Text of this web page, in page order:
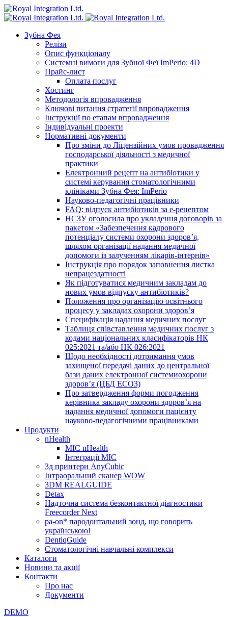
Зубна Фея
Релізи
Опис функціоналу
Системні вимоги для Зубної Феї ImPerio: 4D
Прайс-лист
Оплата послуг
Хостинг
Методологія впровадження
Ключові питання стратегії впровадження
Інструкції по етапам впровадження
Індивідуальні проекти
Нормативні документи
Про зміни до Ліцензійних умов провадження
господарської діяльності з медичної
практики
Електронний рецепт на антибіотики у
системі керування стоматологічними
клініками Зубна Фея: ImPerio
Науково-педагогічні працівники
FAQ: відпуск антибіотиків за е-рецептом
НСЗУ оголосила про укладення договорів за
пакетом «Забезпечення кадрового
потенціалу системи охорони здоров’я,
шляхом організації надання медичної
допомоги із залученням лікарів-інтернів»
Інструкція про порядок заповнення листка
непрацездатності
Як підготуватися медичним закладам до
нових умов відпуску антибіотиків?
Положення про організацію освітнього
процесу у закладах охорони здоров’я
Специфікація надання медичних послуг
Таблиця співставлення медичних послуг з
кодами національних класифікаторів НК
025:2021 та/або НК 026:2021
Щодо необхідності дотримання умов
захищеної передачі даних до центральної
бази даних електронної системиохорони
здоров’я (ЦБД ЕСОЗ)
Про затвердження форми погодження
керівника закладу охорони здоров’я на
надання медичної допомоги пацієнту
науково-педагогічними працівниками
Продукти
nHealth
МІС nHealth
Інтеграції МІС
3д принтери AnyCubic
Інтраоральний сканер WOW
3DM REALGUIDE
Detax
Надточна система безконтактної діагностики
Freecorder Next
pa-on* пародонтальний зонд, що говорить
українською!
DentiqGuide
Стоматологічні навчальні комплекси
Каталоги
Новини та акції
Контакти
Про нас
Документи
DEMO